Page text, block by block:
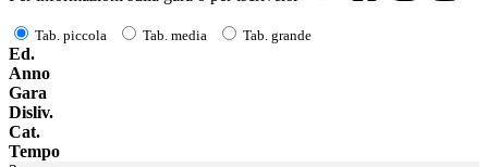
Tab. piccola Tab. media Tab. grande
Ed.
Anno
Gara
Disliv.
Cat.
Tempo